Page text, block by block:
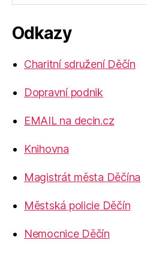
Odkazy
Charitní sdružení Děčín
Dopravní podnik
EMAIL na decin.cz
Knihovna
Magistrát města Děčína
Městská policie Děčín
Nemocnice Děčín